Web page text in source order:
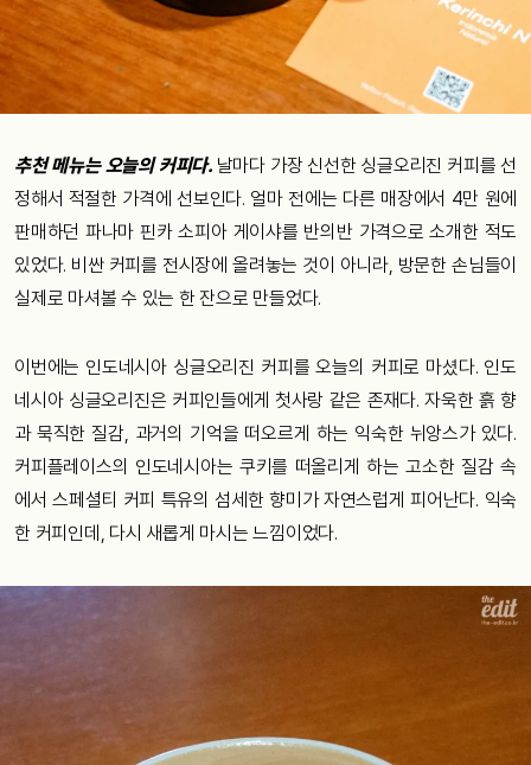
추천 메뉴는 오늘의 커피다. 날마다 가장 신선한 싱글오리진 커피를 선
정해서 적절한 가격에 선보인다. 얼마 전에는 다른 매장에서 4만 원에
판매하던 파나마 핀카 소피아 게이샤를 반의반 가격으로 소개한 적도
있었다. 비싼 커피를 전시장에 올려놓는 것이 아니라, 방문한 손님들이
실제로 마셔볼 수 있는 한 잔으로 만들었다.
이번에는 인도네시아 싱글오리진 커피를 오늘의 커피로 마셨다. 인도
네시아 싱글오리진은 커피인들에게 첫사랑 같은 존재다. 자욱한 흙 향
과 묵직한 질감, 과거의 기억을 떠오르게 하는 익숙한 뉘앙스가 있다.
커피플레이스의 인도네시아는 쿠키를 떠올리게 하는 고소한 질감 속
에서 스페셜티 커피 특유의 섬세한 향미가 자연스럽게 피어난다. 익숙
한 커피인데, 다시 새롭게 마시는 느낌이었다.